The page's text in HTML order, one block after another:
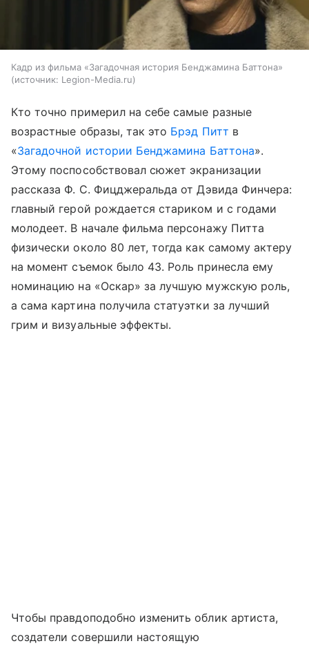
Кадр из фильма «Загадочная история Бенджамина Баттона»
источник: Legion-Media.ru
Кто точно примерил на себе самые разные
возрастные образы, так это Брэд Питт в
«Загадочной истории Бенджамина Баттона».
Этому поспособствовал сюжет экранизации
рассказа Ф. С. Фицджеральда от Дэвида Финчера:
главный герой рождается стариком и с годами
молодеет. В начале фильма персонажу Питта
физически около 80 лет, тогда как самому актеру
на момент съемок было 43. Роль принесла ему
номинацию на «Оскар» за лучшую мужскую роль,
а сама картина получила статуэтки за лучший
грим и визуальные эффекты.
Чтобы правдоподобно изменить облик артиста,
создатели совершили настоящую